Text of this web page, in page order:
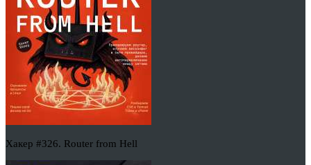
Хакер #326. Router from Hell